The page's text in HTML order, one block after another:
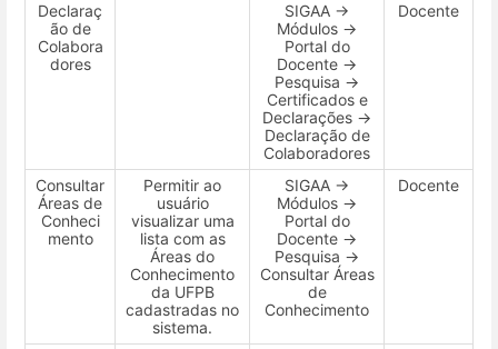
Declaraç
ão de
Colabora
dores
SIGAA →
Módulos →
Portal do
Docente →
Pesquisa →
Certificados e
Declarações →
Declaração de
Colaboradores
Docente
Consultar
Áreas de
Conheci
mento
Permitir ao
usuário
visualizar uma
lista com as
Áreas do
Conhecimento
da UFPB
cadastradas no
sistema.
SIGAA →
Módulos →
Portal do
Docente →
Pesquisa →
Consultar Áreas
de
Conhecimento
Docente